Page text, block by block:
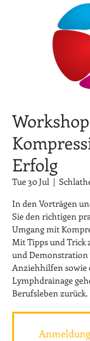
Erfolg
Tue 30 Jul
  |
In den Vorträgen
Sie den richtigen
Umgang mit
Mit Tipps und Trick
und Demonstration
Anziehhilfen sowie
Lymphdrainage
Berufsleben zurück.